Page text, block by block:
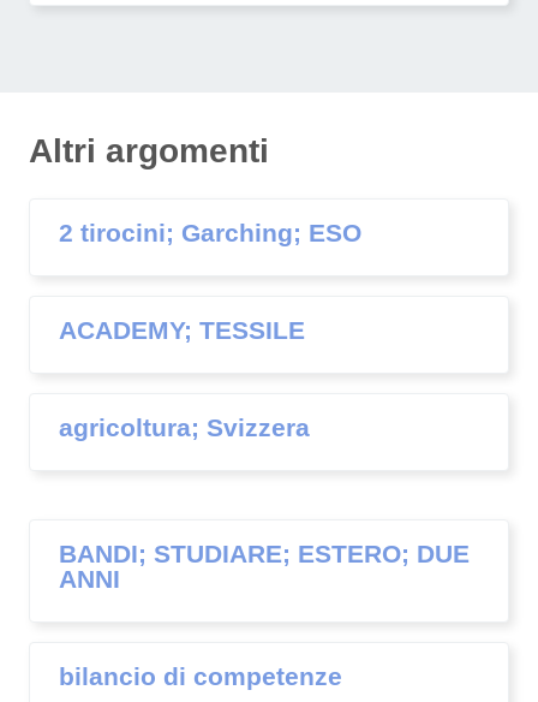
Altri argomenti
2 tirocini; Garching; ESO
ACADEMY; TESSILE
agricoltura; Svizzera
BANDI; STUDIARE; ESTERO; DUE
ANNI
bilancio di competenze